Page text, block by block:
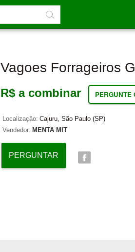
Vagoes Forrageiros
R$ a combinar PERGUNTE
Localização: Cajuru, São Paulo (SP)
Vendedor: MENTA MIT
PERGUNTAR